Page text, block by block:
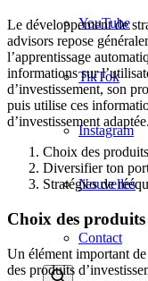
YouTube
TikTok
Instagram
Nouvelles
Contact
Le développement de
advisors repose
l’apprentissage
informations sur
d’investissement, son
puis utilise ces
d’investissement adaptée.
Choix des
Diversifier ton
Stratégies de
Choix des
Un élément important
des produits